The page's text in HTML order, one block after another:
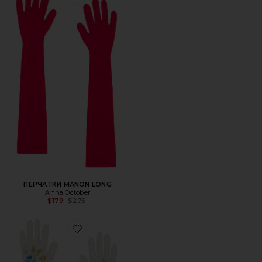
Favorite ПЕРЧАТКИ MANON LONG
ПЕРЧАТКИ MANON LONG
Anna October
$179 Previous price:
$275
Favorite ДЛИННЫЕ ПЕРЧАТКИ EDDA